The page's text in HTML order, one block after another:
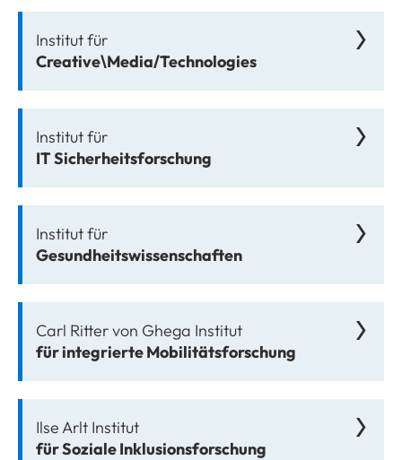
Institut für
Creative\Media/Technologies
Institut für
IT Sicherheitsforschung
Institut für
Gesundheitswissenschaften
Carl Ritter von Ghega Institut
für integrierte Mobilitätsforschung
Ilse Arlt Institut
für Soziale Inklusionsforschung